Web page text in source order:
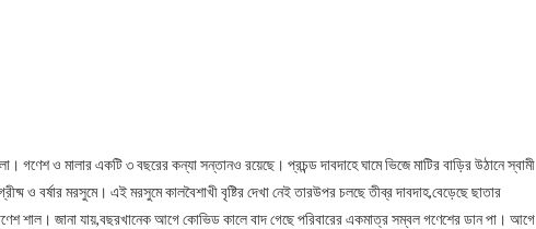
গণেশ ও মালার একটি ৩ বছরের কন্যা সন্তানও রয়েছে। প্রচন্ড দাবদাহে ঘামে ভিজে মাটির বাড়ির উঠানে স্বামী
ও বর্ষার মরসুমে। এই মরসুমে কালবৈশাখী বৃষ্টির দেখা নেই তারউপর চলছে তীব্র দাবদাহ,বেড়েছে ছাতার
শাল। জানা যায়,বছরখানেক আগে কোভিড কালে বাদ গেছে পরিবারের একমাত্র সম্বল গণেশের ডান পা। আগে